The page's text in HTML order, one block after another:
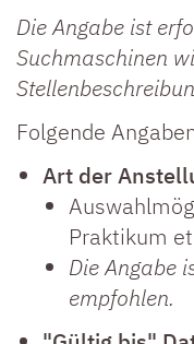
Die Angabe ist
Suchmaschinen
Folgende
Art der
Praktikum
Die Angabe
empfohlen.